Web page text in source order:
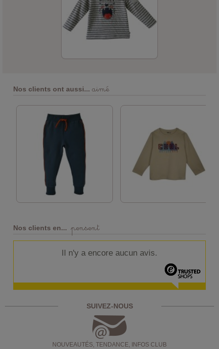
Nos clients ont aussi... aimé
Nos clients en... pensent
Il n'y a encore aucun avis.
SUIVEZ-NOUS
NOUVEAUTÉS, TENDANCE, INFOS CLUB